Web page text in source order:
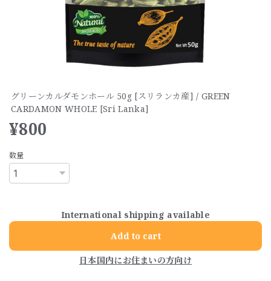
グリーンカルダモンホール 50g [スリランカ産] / GREEN
CARDAMON WHOLE [Sri Lanka]
¥800
数量
International shipping available
Add to cart
日本国内にお住まいの方向け